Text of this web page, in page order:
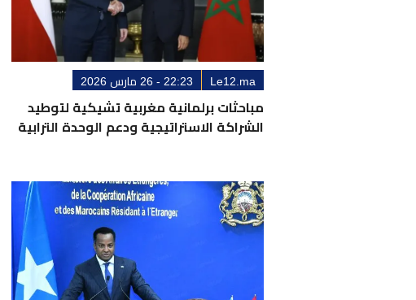
Le12.ma 22:23 - 26 مارس 2026
مباحثات برلمانية مغربية تشيكية لتوطيد
الشراكة الاستراتيجية ودعم الوحدة الترابية